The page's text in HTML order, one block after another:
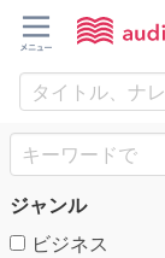
ジャンル
ビジネス